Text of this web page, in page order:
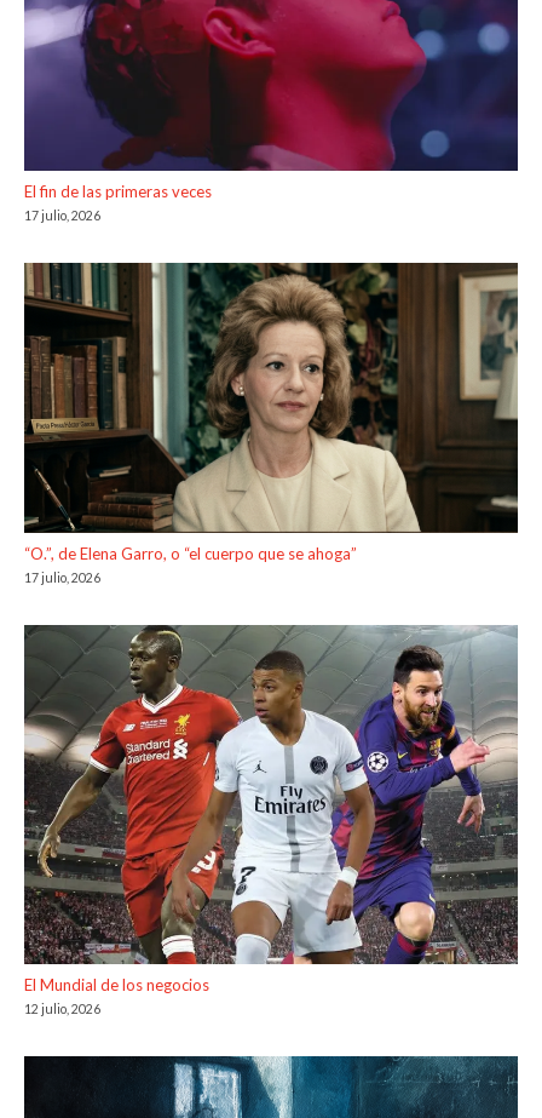
El fin de las primeras veces
17 julio, 2026
“O.”, de Elena Garro, o “el cuerpo que se ahoga”
17 julio, 2026
El Mundial de los negocios
12 julio, 2026